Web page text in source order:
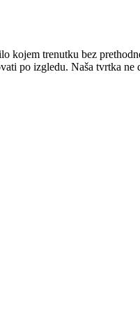
trenutku bez
po izgledu. Naša tvrtka